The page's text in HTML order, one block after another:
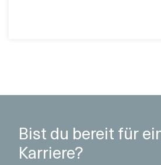
Bist du bereit für
Karriere?